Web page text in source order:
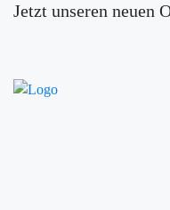
Jetzt unseren neuen